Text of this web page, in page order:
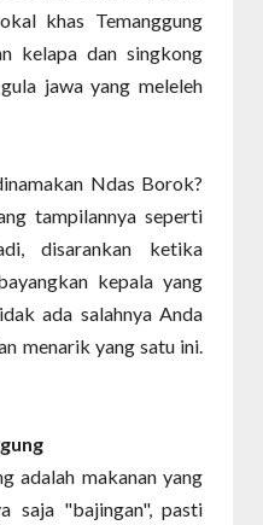
khas Temanggung
kelapa dan singkong
jawa yang meleleh
Ndas Borok?
tampilannya seperti
disarankan ketika
kepala yang
ada salahnya Anda
menarik yang satu ini.
adalah makanan yang
saja "bajingan", pasti